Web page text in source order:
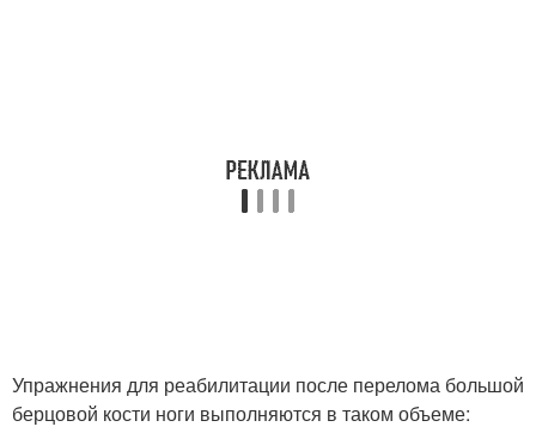
Упражнения для реабилитации после перелома большой
берцовой кости ноги выполняются в таком объеме: